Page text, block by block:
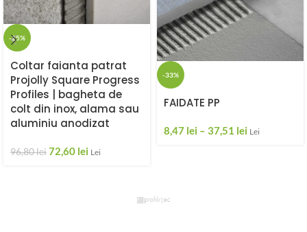
-25%
Coltar faianta patrat
Projolly Square Progress
Profiles | bagheta de
colt din inox, alama sau
aluminiu anodizat
96,80lei72,60 lei Lei
-33%
FAIDATE PP
8,47 lei – 37,51 lei Lei